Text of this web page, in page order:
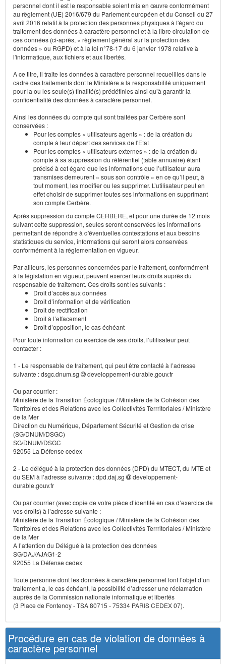
personnel dont il est le responsable soient mis en œuvre conformément
au règlement (UE) 2016/679 du Parlement européen et du Conseil du 27
avril 2016 relatif à la protection des personnes physiques à l'égard du
traitement des données à caractère personnel et à la libre circulation de
ces données (ci-après, « règlement général sur la protection des
données » ou RGPD) et à la loi n°78-17 du 6 janvier 1978 relative à
l'informatique, aux fichiers et aux libertés.
A ce titre, il traite les données à caractère personnel recueillies dans le
cadre des traitements dont le Ministère a la responsabilité uniquement
pour la ou les seule(s) finalité(s) prédéfinies ainsi qu’à garantir la
confidentialité des données à caractère personnel.
Ainsi les données du compte qui sont traitées par Cerbère sont
conservées :
Pour les comptes « utilisateurs agents » : de la création du
compte à leur départ des services de l'Etat
Pour les comptes « utilisateurs externes » : de la création du
compte à sa suppression du référentiel (table annuaire) étant
précisé à cet égard que les informations que l’utilisateur aura
transmises demeurent « sous son contrôle » en ce qu’il peut, à
tout moment, les modifier ou les supprimer. L’utilisateur peut en
effet choisir de supprimer toutes ses informations en supprimant
son compte Cerbère.
Après suppression du compte CERBERE, et pour une durée de 12 mois
suivant cette suppression, seules seront conservées les informations
permettant de répondre à d'éventuelles contestations et aux besoins
statistiques du service, informations qui seront alors conservées
conformément à la réglementation en vigueur.
Par ailleurs, les personnes concernées par le traitement, conformément
à la législation en vigueur, peuvent exercer leurs droits auprès du
responsable de traitement. Ces droits sont les suivants :
Droit d’accès aux données
Droit d’information et de vérification
Droit de rectification
Droit à l’effacement
Droit d’opposition, le cas échéant
Pour toute information ou exercice de ses droits, l’utilisateur peut
contacter :
1 - Le responsable de traitement, qui peut être contacté à l’adresse
suivante : dsgc.dnum.sg
developpement-durable.gouv.fr
Ou par courrier :
Ministère de la Transition Écologique / Ministère de la Cohésion des
Territoires et des Relations avec les Collectivités Terrritoriales / Ministère
de la Mer
Direction du Numérique, Département Sécurité et Gestion de crise
(SG/DNUM/DSGC)
SG/DNUM/DSGC
92055 La Défense cedex
2 - Le délégué à la protection des données (DPD) du MTECT, du MTE et
du SEM à l’adresse suivante : dpd.daj.sg
developpement-
durable.gouv.fr
Ou par courrier (avec copie de votre pièce d’identité en cas d’exercice de
vos droits) à l’adresse suivante :
Ministère de la Transition Écologique / Ministère de la Cohésion des
Territoires et des Relations avec les Collectivités Terrritoriales / Ministère
de la Mer
A l’attention du Délégué à la protection des données
SG/DAJ/AJAG1-2
92055 La Défense cedex
Toute personne dont les données à caractère personnel font l’objet d’un
traitement a, le cas échéant, la possibilité d’adresser une réclamation
auprès de la Commission nationale informatique et libertés
(3 Place de Fontenoy - TSA 80715 - 75334 PARIS CEDEX 07).
Procédure en cas de violation de données à
caractère personnel